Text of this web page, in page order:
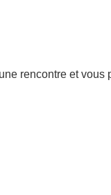
rencontre et